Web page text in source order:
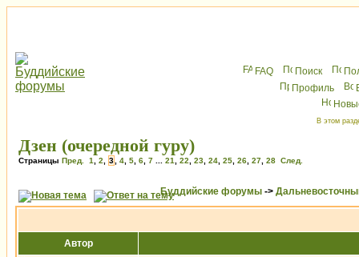
FAQ Поиск
Профиль
В этом
Дзен (очередной гуру)
Страницы Пред. 1 2 3 4 5 6 7 21 22 23 24 25 26 27 28 След.
Буддийские форумы ->
Автор